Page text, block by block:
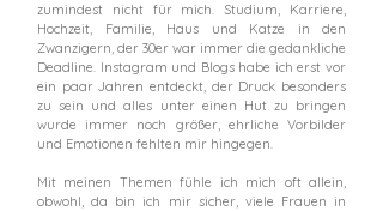
zumindest nicht für mich. Studium, Karriere,
Hochzeit, Familie, Haus und Katze in den
Zwanzigern, der 30er war immer die gedankliche
Deadline. Instagram und Blogs habe ich erst vor
ein paar Jahren entdeckt, der Druck besonders
zu sein und alles unter einen Hut zu bringen
wurde immer noch größer, ehrliche Vorbilder
und Emotionen fehlten mir hingegen.
Mit meinen Themen fühle ich mich oft allein,
obwohl, da bin ich mir sicher, viele Frauen in